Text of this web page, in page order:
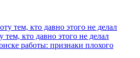
тем, кто давно этого не делал